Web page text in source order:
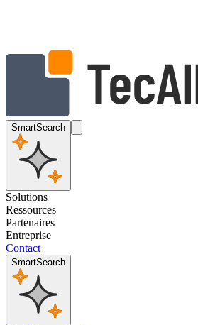
SmartSearch
Solutions
Ressources
Partenaires
Entreprise
Contact
SmartSearch